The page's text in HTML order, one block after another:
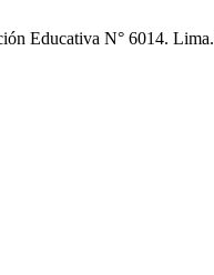
Educativa N° 6014. Lima.